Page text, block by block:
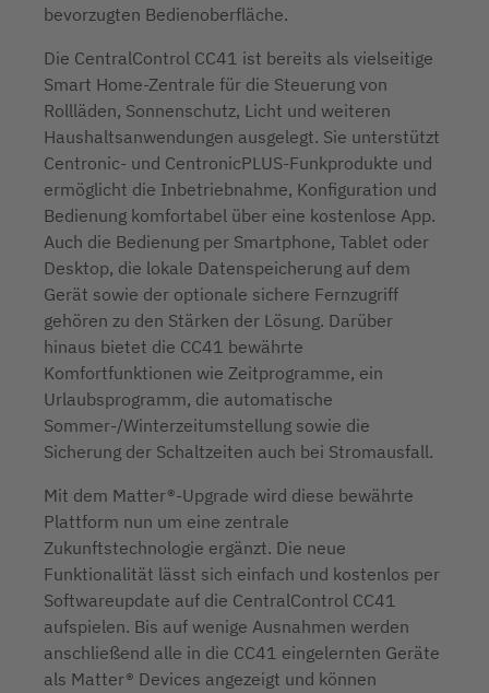
bevorzugten Bedienoberfläche.
Die CentralControl CC41 ist bereits als vielseitige
Smart Home-Zentrale für die Steuerung von
Rollläden, Sonnenschutz, Licht und weiteren
Haushaltsanwendungen ausgelegt. Sie unterstützt
Centronic- und CentronicPLUS-Funkprodukte und
ermöglicht die Inbetriebnahme, Konfiguration und
Bedienung komfortabel über eine kostenlose App.
Auch die Bedienung per Smartphone, Tablet oder
Desktop, die lokale Datenspeicherung auf dem
Gerät sowie der optionale sichere Fernzugriff
gehören zu den Stärken der Lösung. Darüber
hinaus bietet die CC41 bewährte
Komfortfunktionen wie Zeitprogramme, ein
Urlaubsprogramm, die automatische
Sommer-/Winterzeitumstellung sowie die
Sicherung der Schaltzeiten auch bei Stromausfall.
Mit dem Matter®-Upgrade wird diese bewährte
Plattform nun um eine zentrale
Zukunftstechnologie ergänzt. Die neue
Funktionalität lässt sich einfach und kostenlos per
Softwareupdate auf die CentralControl CC41
aufspielen. Bis auf wenige Ausnahmen werden
anschließend alle in die CC41 eingelernten Geräte
als Matter® Devices angezeigt und können